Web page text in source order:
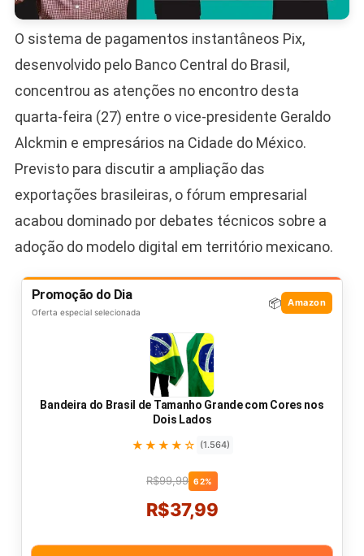
O sistema de pagamentos instantâneos Pix,
desenvolvido pelo Banco Central do Brasil,
concentrou as atenções no encontro desta
quarta-feira (27) entre o vice-presidente Geraldo
Alckmin e empresários na Cidade do México.
Previsto para discutir a ampliação das
exportações brasileiras, o fórum empresarial
acabou dominado por debates técnicos sobre a
adoção do modelo digital em território mexicano.
Promoção do Dia
Oferta especial selecionada
📦 Amazon
Bandeira do Brasil de Tamanho Grande com Cores nos
Dois Lados
★★★★☆ (1.564)
R$99,99 62%
R$37,99